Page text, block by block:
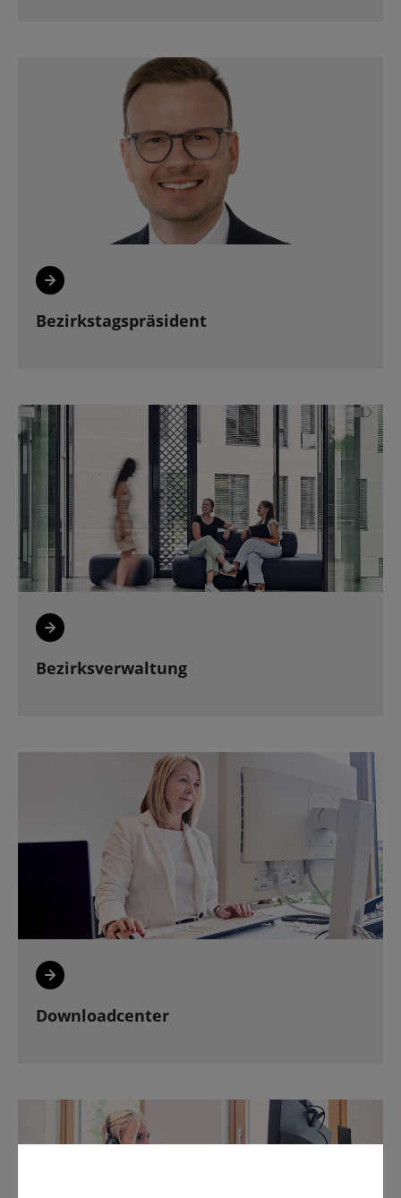
Bezirkstagspräsident
Bezirksverwaltung
Downloadcenter